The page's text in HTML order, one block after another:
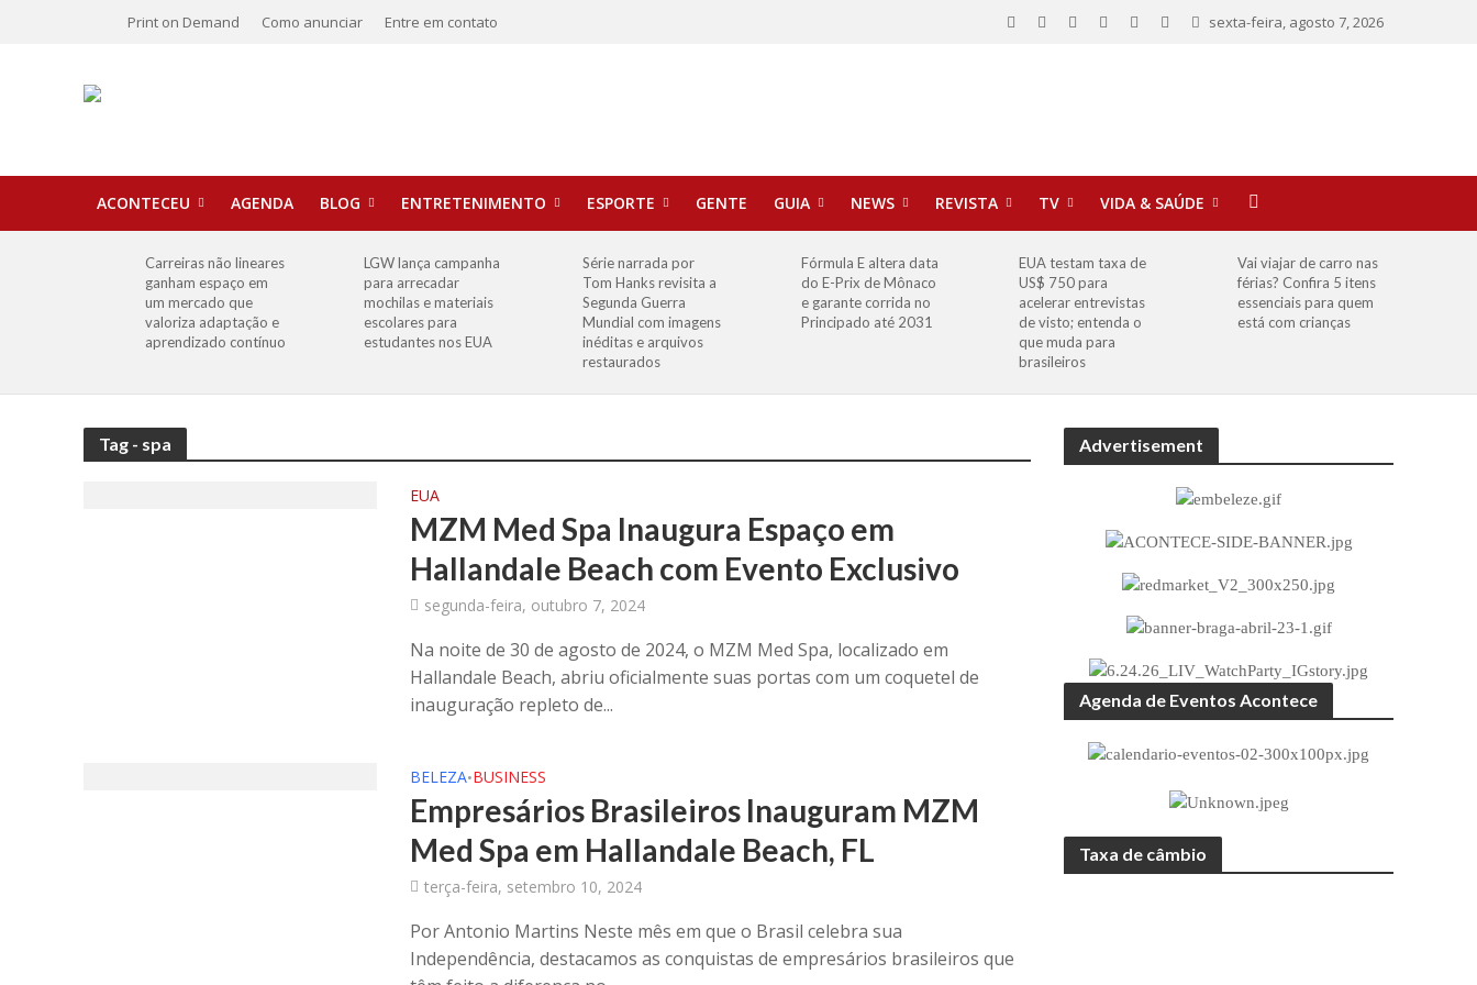
Print on Demand Como anunciar Entre em contato sexta-feira, agosto 7, 2026
ACONTECEU AGENDA BLOG ENTRETENIMENTO ESPORTE GENTE GUIA NEWS REVISTA TV VIDA & SAÚDE
Carreiras não lineares
ganham espaço em
um mercado que
valoriza adaptação e
aprendizado contínuo
LGW lança campanha
para arrecadar
mochilas e materiais
escolares para
estudantes nos EUA
Série narrada por
Tom Hanks revisita a
Segunda Guerra
Mundial com imagens
inéditas e arquivos
restaurados
Fórmula E altera data
do E-Prix de Mônaco
e garante corrida no
Principado até 2031
EUA testam taxa de
US$ 750 para
acelerar entrevistas
de visto; entenda o
que muda para
brasileiros
Vai viajar de carro nas
férias? Confira 5 itens
essenciais para quem
está com crianças
Tag - spa
EUA
MZM Med Spa Inaugura Espaço em
Hallandale Beach com Evento Exclusivo
segunda-feira, outubro 7, 2024
Na noite de 30 de agosto de 2024, o MZM Med Spa, localizado em
Hallandale Beach, abriu oficialmente suas portas com um coquetel de
inauguração repleto de...
BELEZA•BUSINESS
Empresários Brasileiros Inauguram MZM
Med Spa em Hallandale Beach, FL
terça-feira, setembro 10, 2024
Por Antonio Martins Neste mês em que o Brasil celebra sua
Independência, destacamos as conquistas de empresários brasileiros que
Advertisement
Agenda de Eventos Acontece
Taxa de câmbio